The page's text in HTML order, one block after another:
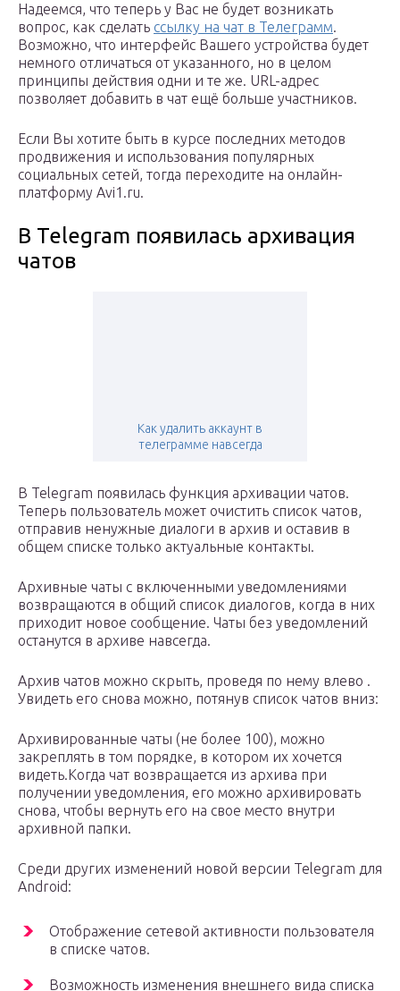
Надеемся, что теперь у Вас не будет возникать
вопрос, как сделать ссылку на чат в Телеграмм.
Возможно, что интерфейс Вашего устройства будет
немного отличаться от указанного, но в целом
принципы действия одни и те же. URL-адрес
позволяет добавить в чат ещё больше участников.
Если Вы хотите быть в курсе последних методов
продвижения и использования популярных
социальных сетей, тогда переходите на онлайн-
платформу Avi1.ru.
В Telegram появилась архивация
чатов
Как удалить аккаунт в
телеграмме навсегда
В Telegram появилась функция архивации чатов.
Теперь пользователь может очистить список чатов,
отправив ненужные диалоги в архив и оставив в
общем списке только актуальные контакты.
Архивные чаты с включенными уведомлениями
возвращаются в общий список диалогов, когда в них
приходит новое сообщение. Чаты без уведомлений
останутся в архиве навсегда.
Архив чатов можно скрыть, проведя по нему влево .
Увидеть его снова можно, потянув список чатов вниз:
Архивированные чаты (не более 100), можно
закреплять в том порядке, в котором их хочется
видеть.Когда чат возвращается из архива при
получении уведомления, его можно архивировать
снова, чтобы вернуть его на свое место внутри
архивной папки.
Среди других изменений новой версии Telegram для
Android:
Отображение сетевой активности пользователя
в списке чатов.
Возможность изменения внешнего вида списка